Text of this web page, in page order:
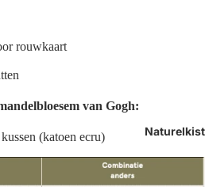
rouwkaart
van Gogh:
(katoen ecru)